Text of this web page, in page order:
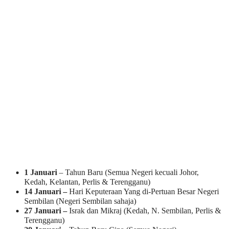
1 Januari– Tahun Baru (Semua Negeri kecuali Johor,
Kedah, Kelantan, Perlis & Terengganu)
14 Januari –Hari Keputeraan Yang di-Pertuan Besar Negeri
Sembilan (Negeri Sembilan sahaja)
27 Januari –Israk dan Mikraj (Kedah, N. Sembilan, Perlis &
Terengganu)